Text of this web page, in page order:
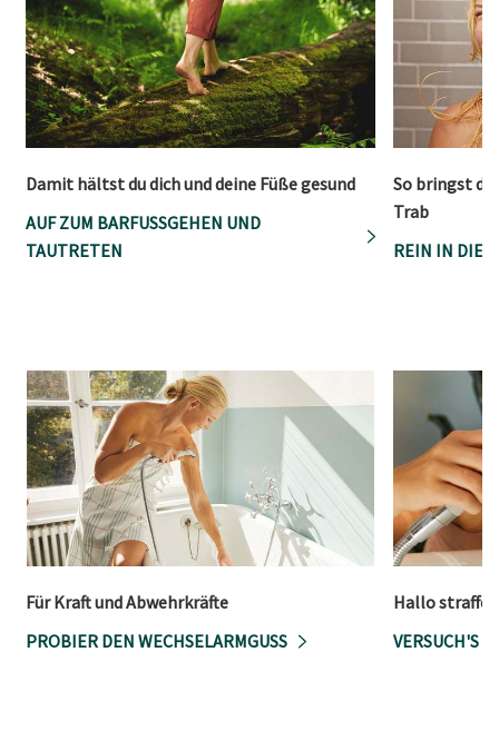
Damit hältst du dich und deine Füße gesund
AUF ZUM BARFUSSGEHEN UND T
AUTRETEN
So bringst
Trab
REIN IN DIE
Für Kraft und Abwehrkräfte
PROBIER DEN WECHSELARMGUSS
Hallo straffe
VERSUCH'S